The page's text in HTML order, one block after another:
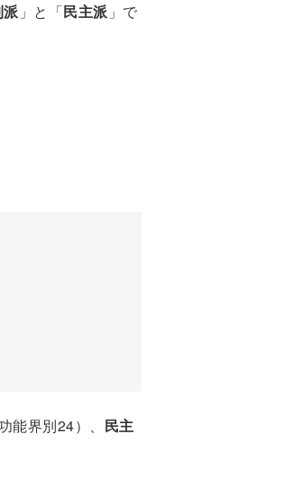
」と「民主派 」で
能界別24）、 民主